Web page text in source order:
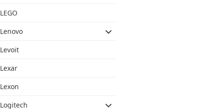
LEGO
Lenovo
Levoit
Lexar
Lexon
Logitech